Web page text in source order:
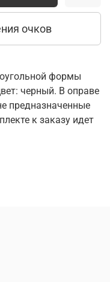
очков
формы
черный. В оправе
предназначенные
к заказу идет